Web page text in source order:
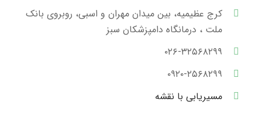
کرج عظیمیه، بین میدان مهران و اسبی، روبروی بانک
ملت ، درمانگاه دامپزشکان سبز
۰۲۶-۳۲۵۶۸۲۹۹
۰۹۲۰-۲۵۶۸۲۹۹
مسیریابی با نقشه